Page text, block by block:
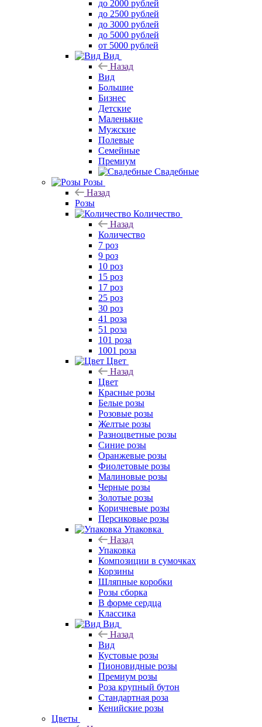
до 2000 рублей
до 2500 рублей
до 3000 рублей
до 5000 рублей
от 5000 рублей
Вид
Назад
Вид
Большие
Бизнес
Детские
Маленькие
Мужские
Полевые
Семейные
Премиум
Свадебные
Розы
Назад
Розы
Количество
Назад
Количество
7 роз
9 роз
10 роз
15 роз
17 роз
25 роз
30 роз
41 роза
51 роза
101 роза
1001 роза
Цвет
Назад
Цвет
Красные розы
Белые розы
Розовые розы
Желтые розы
Разноцветные розы
Синие розы
Оранжевые розы
Фиолетовые розы
Малиновые розы
Черные розы
Золотые розы
Коричневые розы
Персиковые розы
Упаковка
Назад
Упаковка
Композиции в сумочках
Корзины
Шляпные коробки
Розы сборка
В форме сердца
Классика
Вид
Назад
Вид
Кустовые розы
Пионовидные розы
Премиум розы
Роза крупный бутон
Стандартная роза
Кенийские розы
Цветы